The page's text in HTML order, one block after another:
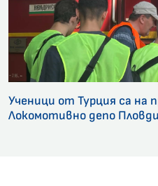
Ученици от Турция са на
Локомотивно депо